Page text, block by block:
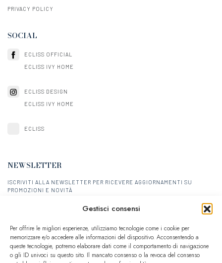
Gestisci consensi
Per offrire le migliori esperienze, utilizziamo tecnologie come i cookie per
memorizzare e/o accedere alle informazioni del dispositivo. Acconsentendo a
queste tecnologie, potremo elaborare dati come il comportamento di navigazione
o gli ID univoci su questo sito. Il mancato consenso o la revoca del consenso
PRIVACY POLICY
SOCIAL
ECLISS OFFICIAL
ECLISS IVY HOME
ECLISS DESIGN
ECLISS IVY HOME
ECLISS
NEWSLETTER
ISCRIVITI ALLA NEWSLETTER PER RICEVERE AGGIORNAMENTI SU
PROMOZIONI E NOVITÀ